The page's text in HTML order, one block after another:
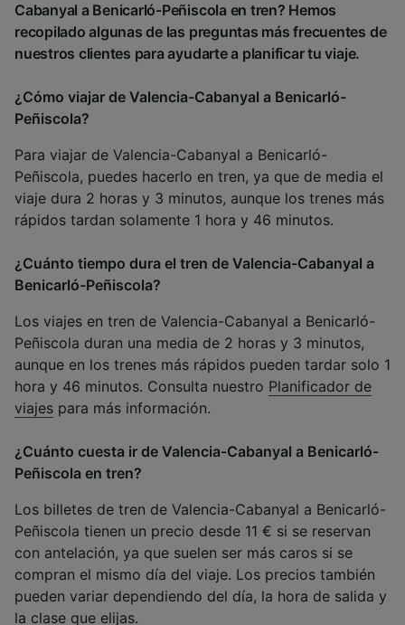
Cabanyal a Benicarló-Peñiscola en tren? Hemos
recopilado algunas de las preguntas más frecuentes de
nuestros clientes para ayudarte a planificar tu viaje.
¿Cómo viajar de Valencia-Cabanyal a Benicarló-
Peñiscola?
Para viajar de Valencia-Cabanyal a Benicarló-
Peñiscola, puedes hacerlo en tren, ya que de media el
viaje dura 2 horas y 3 minutos, aunque los trenes más
rápidos tardan solamente 1 hora y 46 minutos.
¿Cuánto tiempo dura el tren de Valencia-Cabanyal a
Benicarló-Peñiscola?
Los viajes en tren de Valencia-Cabanyal a Benicarló-
Peñiscola duran una media de 2 horas y 3 minutos,
aunque en los trenes más rápidos pueden tardar solo 1
hora y 46 minutos. Consulta nuestro Planificador de
viajes para más información.
¿Cuánto cuesta ir de Valencia-Cabanyal a Benicarló-
Peñiscola en tren?
Los billetes de tren de Valencia-Cabanyal a Benicarló-
Peñiscola tienen un precio desde 11 € si se reservan
con antelación, ya que suelen ser más caros si se
compran el mismo día del viaje. Los precios también
pueden variar dependiendo del día, la hora de salida y
la clase que elijas.